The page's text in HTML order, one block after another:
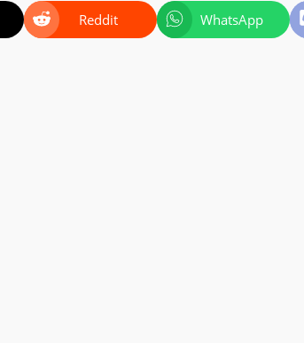
Reddit WhatsApp